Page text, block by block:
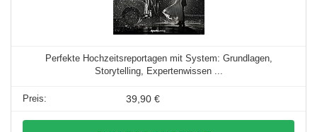
Perfekte Hochzeitsreportagen mit System: Grundlagen,
Storytelling, Expertenwissen ...
39,90 €